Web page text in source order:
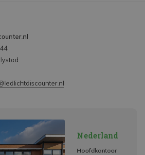
Nederland
Hoofdkantoor